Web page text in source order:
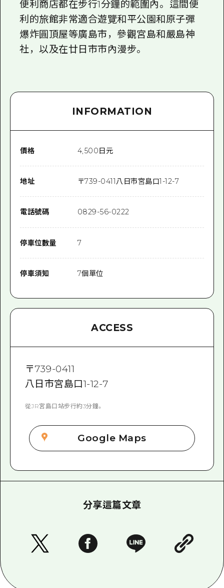
災難發生期間的交通資訊
廣島縣觀光宣傳冊
便利商店都在步行1分鐘的範圍內。 這間便
利的旅館非常適合遊覽和平公園和原子彈
爆炸圓頂屋等廣島市，參觀宮島和嚴島神
社，以及在廿日市市內漫步。
INFORMATION
價格 4,500日元
地址 〒739-0411八日市宮島口1-12-7
電話號碼 0829-56-0222
停車位數量 7
停車須知 7個單位
ACCESS
〒739-0411
八日市宮島口1-12-7
從JR宮島口站步行約3分鐘。
Google Maps
分享這篇文章